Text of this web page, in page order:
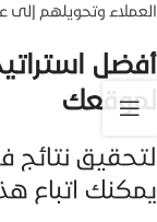
العملاء وتحويلهم إلى
أفضل
لموقعك
لتحقيق نتائج
يمكنك اتباع